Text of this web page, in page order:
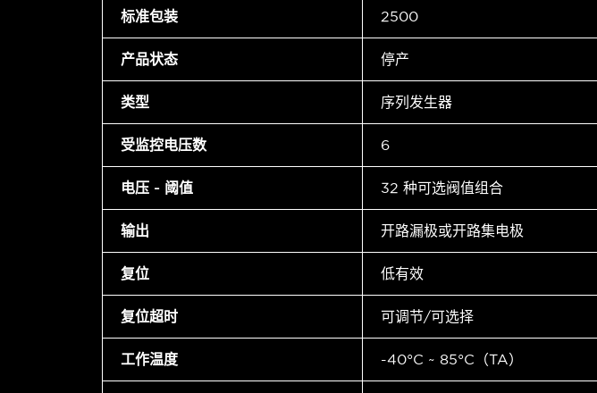
标准包装 2500
产品状态 停产
类型 序列发生器
受监控电压数 6
电压 - 阈值 32 种可选阀值组合
输出 开路漏极或开路集电极
复位 低有效
复位超时 可调节/可选择
工作温度 -40°C ~ 85°C（TA）